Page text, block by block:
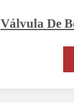
Válvula De